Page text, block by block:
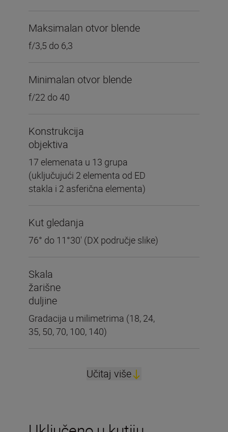
Maksimalan otvor blende
f/3,5 do 6,3
Minimalan otvor blende
f/22 do 40
Konstrukcija
objektiva
17 elemenata u 13 grupa
(uključujući 2 elementa od ED
stakla i 2 asferična elementa)
Kut gledanja
76° do 11°30' (DX područje slike)
Skala
žarišne
duljine
Gradacija u milimetrima (18, 24,
35, 50, 70, 100, 140)
Učitaj više